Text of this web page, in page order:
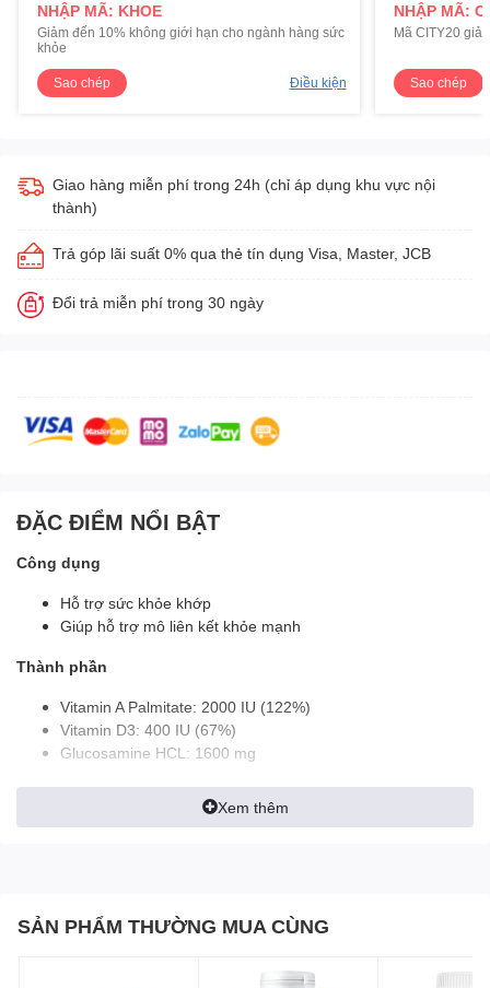
NHẬP MÃ: KHOE
Giảm đến 10% không giới hạn cho ngành hàng sức
khỏe
Sao chép Điều kiện
NHẬP MÃ:
Mã CITY20
Sao chép
Giao hàng miễn phí trong 24h (chỉ áp dụng khu vực nội
thành)
Trả góp lãi suất 0% qua thẻ tín dụng Visa, Master, JCB
Đổi trả miễn phí trong 30 ngày
ĐẶC ĐIỂM NỔI BẬT
Công dụng
Hỗ trợ sức khỏe khớp
Giúp hỗ trợ mô liên kết khỏe mạnh
Thành phần
Vitamin A Palmitate: 2000 IU (122%)
Vitamin D3: 400 IU (67%)
Glucosamine HCL: 1600 mg
Ginkgo Biloba: 50 mg
Boron: 5 mg
Thành phần khác: Microcrystalline Cellulose, Hydroxypropyl
Xem thêm
SẢN PHẨM THƯỜNG MUA CÙNG